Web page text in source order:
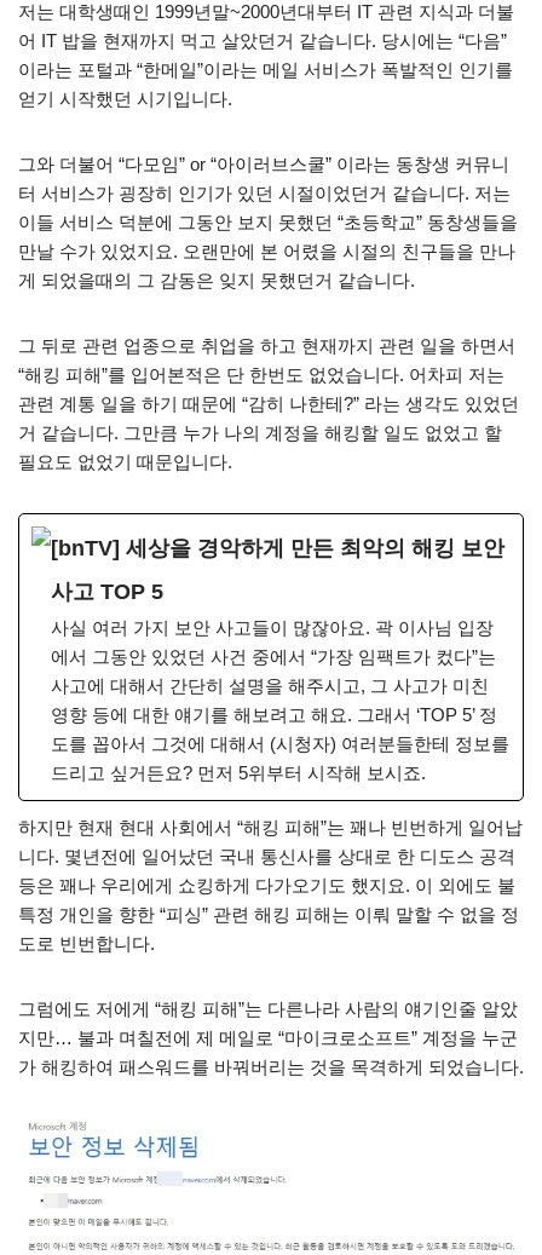
저는 대학생때인 1999년말~2000년대부터 IT 관련 지식과 더불
어 IT 밥을 현재까지 먹고 살았던거 같습니다. 당시에는 “다음”
이라는 포털과 “한메일”이라는 메일 서비스가 폭발적인 인기를
얻기 시작했던 시기입니다.
그와 더불어 “다모임” or “아이러브스쿨” 이라는 동창생 커뮤니
터 서비스가 굉장히 인기가 있던 시절이었던거 같습니다. 저는
이들 서비스 덕분에 그동안 보지 못했던 “초등학교” 동창생들을
만날 수가 있었지요. 오랜만에 본 어렸을 시절의 친구들을 만나
게 되었을때의 그 감동은 잊지 못했던거 같습니다.
그 뒤로 관련 업종으로 취업을 하고 현재까지 관련 일을 하면서
“해킹 피해”를 입어본적은 단 한번도 없었습니다. 어차피 저는
관련 계통 일을 하기 때문에 “감히 나한테?” 라는 생각도 있었던
거 같습니다. 그만큼 누가 나의 계정을 해킹할 일도 없었고 할
필요도 없었기 때문입니다.
[bnTV] 세상을 경악하게 만든 최악의 해킹 보안
사고 TOP 5
사실 여러 가지 보안 사고들이 많잖아요. 곽 이사님 입장
에서 그동안 있었던 사건 중에서 “가장 임팩트가 컸다”는
사고에 대해서 간단히 설명을 해주시고, 그 사고가 미친
영향 등에 대한 얘기를 해보려고 해요. 그래서 ‘TOP 5’ 정
도를 꼽아서 그것에 대해서 (시청자) 여러분들한테 정보를
드리고 싶거든요? 먼저 5위부터 시작해 보시죠.
하지만 현재 현대 사회에서 “해킹 피해”는 꽤나 빈번하게 일어납
니다. 몇년전에 일어났던 국내 통신사를 상대로 한 디도스 공격
등은 꽤나 우리에게 쇼킹하게 다가오기도 했지요. 이 외에도 불
특정 개인을 향한 “피싱” 관련 해킹 피해는 이뤄 말할 수 없을 정
도로 빈번합니다.
그럼에도 저에게 “해킹 피해”는 다른나라 사람의 얘기인줄 알았
지만… 불과 며칠전에 제 메일로 “마이크로소프트” 계정을 누군
가 해킹하여 패스워드를 바꿔버리는 것을 목격하게 되었습니다.